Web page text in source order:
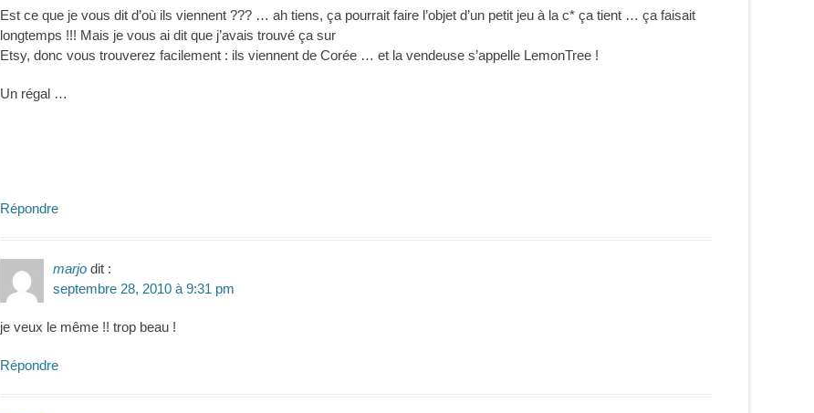
Est ce que je vous dit d’où ils viennent ??? … ah tiens, ça pourrait faire l’objet d’un petit jeu à la c* ça tient … ça faisait
longtemps !!! Mais je vous ai dit que j’avais trouvé ça sur
Etsy, donc vous trouverez facilement : ils viennent de Corée … et la vendeuse s’appelle LemonTree !
Un régal …
Répondre
marjo dit :
septembre 28, 2010 à 9:31 pm
je veux le même !! trop beau !
Répondre